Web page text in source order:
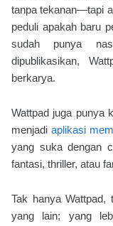
tanpa tekanan—tapi
peduli apakah baru
sudah punya
dipublikasikan,
berkarya.
Wattpad juga punya
menjadi aplikasi
yang suka dengan
fantasi, thriller, atau
Tak hanya Wattpad,
yang lain; yang